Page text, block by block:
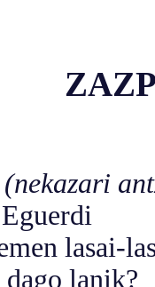
(nekazari
lasai-
lanik?